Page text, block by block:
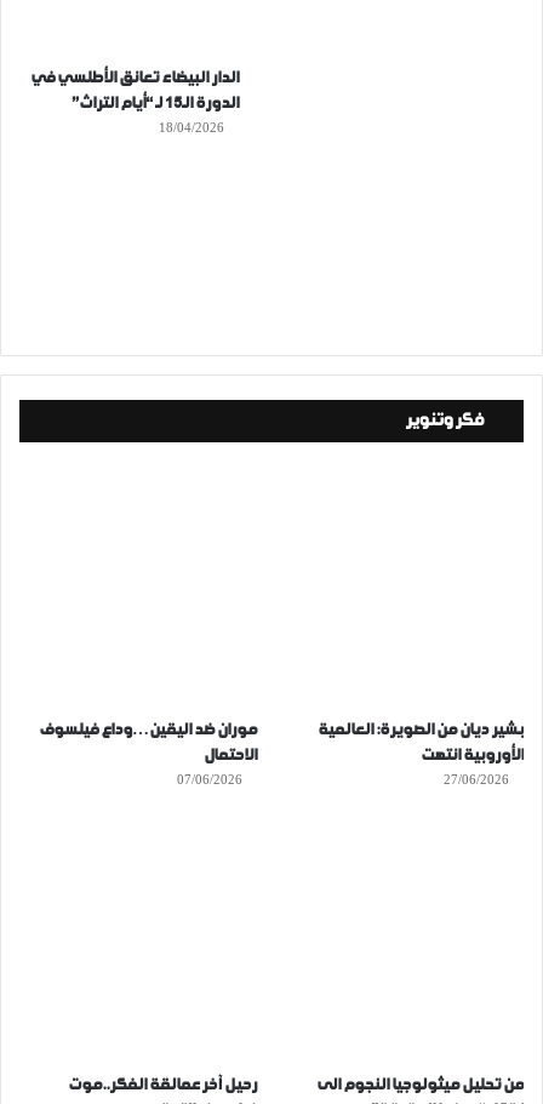
الدار البيضاء تعانق الأطلسي في
الدورة الـ15 لـ “أيام التراث”
18/04/2026
فكر وتنوير
بشير ديان من الصويرة: العالمية
الأوروبية انتهت
27/06/2026
موران ضد اليقين…وداع فيلسوف
الاحتمال
07/06/2026
من تحليل ميثولوجيا النجوم الى
رحيل آخر عمالقة الفكر..موت